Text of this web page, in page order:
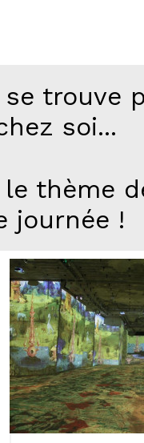
trouve
soi...
thème
journée !